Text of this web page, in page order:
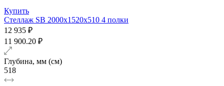
Купить
Стеллаж SB 2000x1520x510 4 полки
12 935 ₽
11 900.20 ₽
Глубина, мм (см)
518